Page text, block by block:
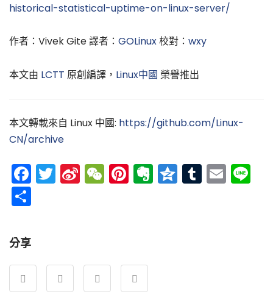
historical-statistical-uptime-on-linux-server/
作者：Vivek Gite 譯者： GOLinux校對： wxy
本文由 LCTT 原創編譯， Linux中國 榮譽推出
本文轉載來自 Linux 中國: https://github.com/Linux-
CN/archive
Facebook
Twitter
Sina
Weibo
WeChat
Pinterest
Evernote
Qzone
Tumblr
分享